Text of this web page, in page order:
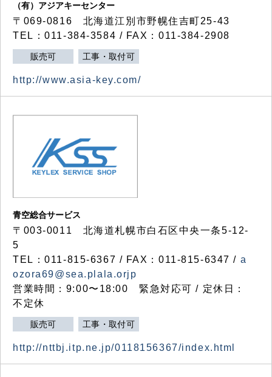
（有）アジアキーセンター
〒069-0816 北海道江別市野幌住吉町25-43
TEL：011-384-3584 / FAX：011-384-2908
販売可 工事・取付可
http://www.asia-key.com/
青空総合サービス
〒003-0011 北海道札幌市白石区中央一条5-12-
5
TEL：011-815-6367 / FAX：011-815-6347 / a
ozora69@sea.plala.orjp
営業時間：9:00〜18:00 緊急対応可 / 定休日：
不定休
販売可 工事・取付可
http://nttbj.itp.ne.jp/0118156367/index.html